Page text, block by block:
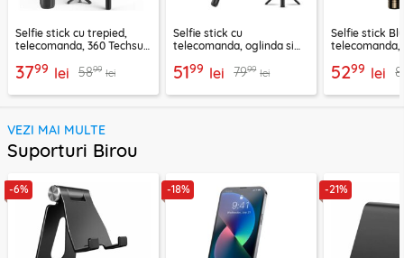
Selfie stick cu trepied,
telecomanda, 360 Techsuit
3799 lei 5899 lei
Selfie stick cu
telecomanda, oglinda si
5199 lei 7999 lei
Selfie stick
telecomanda,
5299 lei
VEZI MAI MULTE
Suporturi Birou
-6% -18% -21%